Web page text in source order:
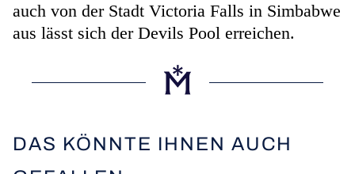
auch von der Stadt Victoria Falls in Simbabwe
aus lässt sich der Devils Pool erreichen.
DAS KÖNNTE IHNEN AUCH